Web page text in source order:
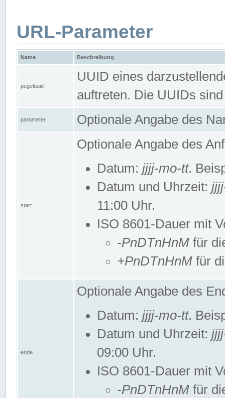
URL-Parameter
Name Beschreibung
pegeluuid
UUID eines
auftreten. Die UUIDs
parameter Optionale Angabe des
start
Optionale Angabe des
Datum: jjjj-mo-tt.
Datum und Uhrzeit:
11:00 Uhr.
ISO 8601-Dauer mit
-PnDTnHnM für
+PnDTnHnM für
ende
Optionale Angabe des
Datum: jjjj-mo-tt.
Datum und Uhrzeit:
09:00 Uhr.
ISO 8601-Dauer mit
-PnDTnHnM für